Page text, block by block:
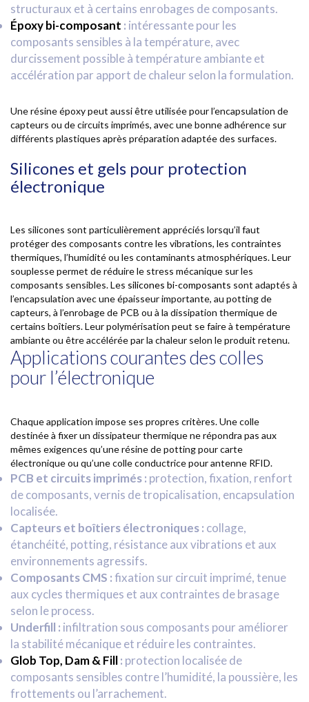
structuraux et à certains enrobages de composants.
Époxy bi-composant : intéressante pour les
composants sensibles à la température, avec
durcissement possible à température ambiante et
accélération par apport de chaleur selon la formulation.
Une résine époxy peut aussi être utilisée pour l’encapsulation de
capteurs ou de circuits imprimés, avec une bonne adhérence sur
différents plastiques après préparation adaptée des surfaces.
Silicones et gels pour protection
électronique
Les silicones sont particulièrement appréciés lorsqu’il faut
protéger des composants contre les vibrations, les contraintes
thermiques, l’humidité ou les contaminants atmosphériques. Leur
souplesse permet de réduire le stress mécanique sur les
composants sensibles. Les silicones bi-composants sont adaptés à
l’encapsulation avec une épaisseur importante, au potting de
capteurs, à l’enrobage de PCB ou à la dissipation thermique de
certains boîtiers. Leur polymérisation peut se faire à température
ambiante ou être accélérée par la chaleur selon le produit retenu.
Applications courantes des colles
pour l’électronique
Chaque application impose ses propres critères. Une colle
destinée à fixer un dissipateur thermique ne répondra pas aux
mêmes exigences qu’une résine de potting pour carte
électronique ou qu’une colle conductrice pour antenne RFID.
PCB et circuits imprimés : protection, fixation, renfort
de composants, vernis de tropicalisation, encapsulation
localisée.
Capteurs et boîtiers électroniques : collage,
étanchéité, potting, résistance aux vibrations et aux
environnements agressifs.
Composants CMS :fixation sur circuit imprimé, tenue
aux cycles thermiques et aux contraintes de brasage
selon le process.
Underfill : infiltration sous composants pour améliorer
la stabilité mécanique et réduire les contraintes.
Glob Top, Dam & Fill: protection localisée de
composants sensibles contre l’humidité, la poussière, les
frottements ou l’arrachement.